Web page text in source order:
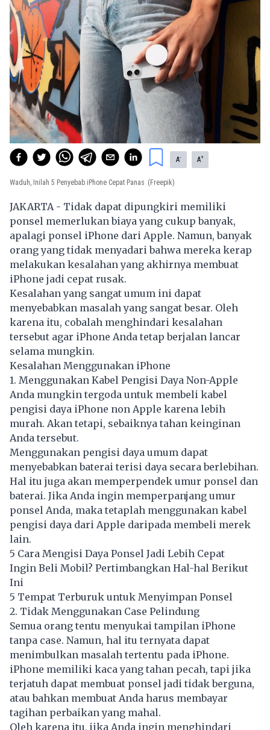
A- A+
Waduh, Inilah 5 Penyebab iPhone Cepat Panas (Freepik)
JAKARTA - Tidak dapat dipungkiri memiliki
ponsel memerlukan biaya yang cukup banyak,
apalagi ponsel iPhone dari Apple. Namun, banyak
orang yang tidak menyadari bahwa mereka kerap
melakukan kesalahan yang akhirnya membuat
iPhone jadi cepat rusak.
Kesalahan yang sangat umum ini dapat
menyebabkan masalah yang sangat besar. Oleh
karena itu, cobalah menghindari kesalahan
tersebut agar iPhone Anda tetap berjalan lancar
selama mungkin.
Kesalahan Menggunakan iPhone
1. Menggunakan Kabel Pengisi Daya Non-Apple
Anda mungkin tergoda untuk membeli kabel
pengisi daya iPhone non Apple karena lebih
murah. Akan tetapi, sebaiknya tahan keinginan
Anda tersebut.
Menggunakan pengisi daya umum dapat
menyebabkan baterai terisi daya secara berlebihan.
Hal itu juga akan memperpendek umur ponsel dan
baterai. Jika Anda ingin memperpanjang umur
ponsel Anda, maka tetaplah menggunakan kabel
pengisi daya dari Apple daripada membeli merek
lain.
5 Cara Mengisi Daya Ponsel Jadi Lebih Cepat
Ingin Beli Mobil? Pertimbangkan Hal-hal Berikut
Ini
5 Tempat Terburuk untuk Menyimpan Ponsel
2. Tidak Menggunakan Case Pelindung
Semua orang tentu menyukai tampilan iPhone
tanpa case. Namun, hal itu ternyata dapat
menimbulkan masalah tertentu pada iPhone.
iPhone memiliki kaca yang tahan pecah, tapi jika
terjatuh dapat membuat ponsel jadi tidak berguna,
atau bahkan membuat Anda harus membayar
tagihan perbaikan yang mahal.
Oleh karena itu, jika Anda ingin menghindari